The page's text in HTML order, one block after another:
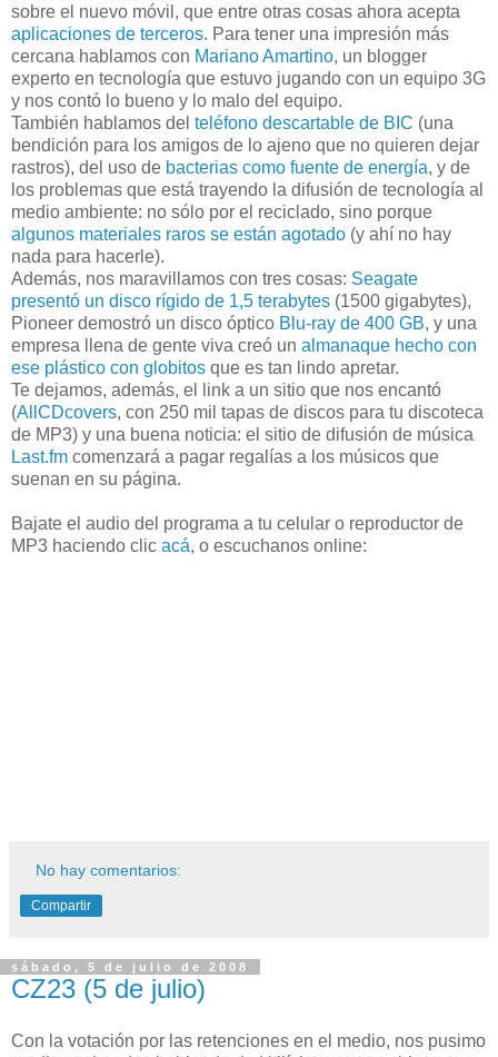
sobre el nuevo móvil, que entre otras cosas ahora acepta
aplicaciones de terceros. Para tener una impresión más
cercana hablamos con Mariano Amartino, un blogger
experto en tecnología que estuvo jugando con un equipo 3G
y nos contó lo bueno y lo malo del equipo.
También hablamos del teléfono descartable de BIC (una
bendición para los amigos de lo ajeno que no quieren dejar
rastros), del uso de bacterias como fuente de energía, y de
los problemas que está trayendo la difusión de tecnología al
medio ambiente: no sólo por el reciclado, sino porque
algunos materiales raros se están agotado (y ahí no hay
nada para hacerle).
Además, nos maravillamos con tres cosas: Seagate
presentó un disco rígido de 1,5 terabytes (1500 gigabytes),
Pioneer demostró un disco óptico Blu-ray de 400 GB, y una
empresa llena de gente viva creó un almanaque hecho con
ese plástico con globitos que es tan lindo apretar.
Te dejamos, además, el link a un sitio que nos encantó
(AllCDcovers, con 250 mil tapas de discos para tu discoteca
de MP3) y una buena noticia: el sitio de difusión de música
Last.fm comenzará a pagar regalías a los músicos que
suenan en su página.
Bajate el audio del programa a tu celular o reproductor de
MP3 haciendo clic acá, o escuchanos online:
No hay comentarios:
Compartir
sábado, 5 de julio de 2008
CZ23 (5 de julio)
Con la votación por las retenciones en el medio, nos pusimo